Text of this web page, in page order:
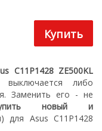
C11P1428 ZE500KL
либо
Заменить его - не
новый
и
для Asus C11P1428